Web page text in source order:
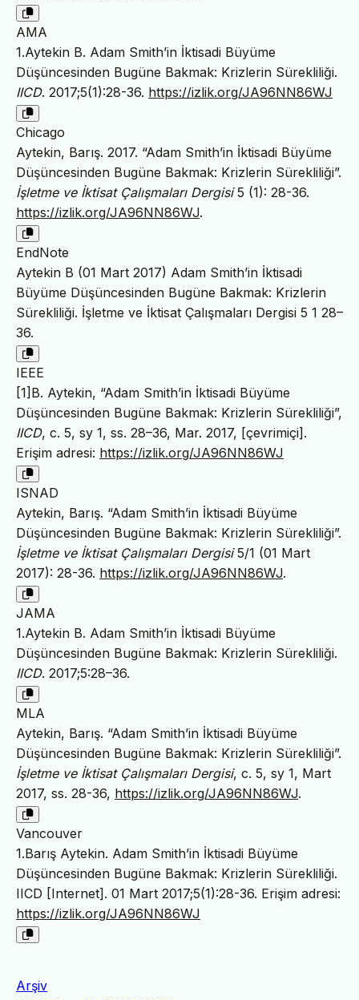
AMA
1.Aytekin B. Adam Smith’in İktisadi Büyüme
Düşüncesinden Bugüne Bakmak: Krizlerin Sürekliliği.
IICD. 2017;5(1):28-36. https://izlik.org/JA96NN86WJ
Chicago
Aytekin, Barış. 2017. “Adam Smith’in İktisadi Büyüme
Düşüncesinden Bugüne Bakmak: Krizlerin Sürekliliği”.
İşletme ve İktisat Çalışmaları Dergisi5 (1): 28-36.
https://izlik.org/JA96NN86WJ.
EndNote
Aytekin B (01 Mart 2017) Adam Smith’in İktisadi
Büyüme Düşüncesinden Bugüne Bakmak: Krizlerin
Sürekliliği. İşletme ve İktisat Çalışmaları Dergisi 5 1 28–
36.
IEEE
[1]B. Aytekin, “Adam Smith’in İktisadi Büyüme
Düşüncesinden Bugüne Bakmak: Krizlerin Sürekliliği”,
IICD, c. 5, sy 1, ss. 28–36, Mar. 2017, [çevrimiçi].
Erişim adresi: https://izlik.org/JA96NN86WJ
ISNAD
Aytekin, Barış. “Adam Smith’in İktisadi Büyüme
Düşüncesinden Bugüne Bakmak: Krizlerin Sürekliliği”.
İşletme ve İktisat Çalışmaları Dergisi5/1 (01 Mart
2017): 28-36. https://izlik.org/JA96NN86WJ.
JAMA
1.Aytekin B. Adam Smith’in İktisadi Büyüme
Düşüncesinden Bugüne Bakmak: Krizlerin Sürekliliği.
IICD. 2017;5:28–36.
MLA
Aytekin, Barış. “Adam Smith’in İktisadi Büyüme
Düşüncesinden Bugüne Bakmak: Krizlerin Sürekliliği”.
İşletme ve İktisat Çalışmaları Dergisi, c. 5, sy 1, Mart
2017, ss. 28-36, https://izlik.org/JA96NN86WJ.
Vancouver
1.Barış Aytekin. Adam Smith’in İktisadi Büyüme
Düşüncesinden Bugüne Bakmak: Krizlerin Sürekliliği.
IICD [Internet]. 01 Mart 2017;5(1):28-36. Erişim adresi:
https://izlik.org/JA96NN86WJ
Arşiv